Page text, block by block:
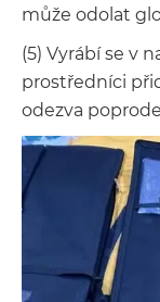
může odolat
(5) Vyrábí se v
prostředníci
odezva